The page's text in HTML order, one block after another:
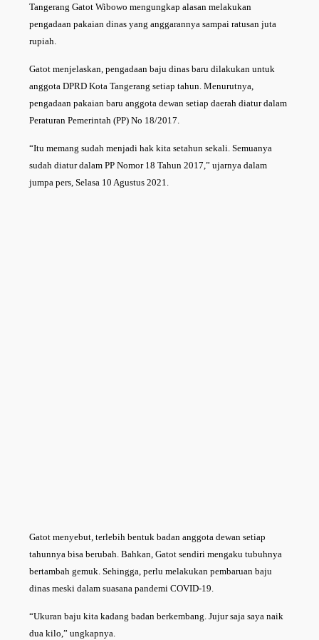
Tangerang Gatot Wibowo mengungkap alasan melakukan
pengadaan pakaian dinas yang anggarannya sampai ratusan juta
rupiah.
Gatot menjelaskan, pengadaan baju dinas baru dilakukan untuk
anggota DPRD Kota Tangerang setiap tahun. Menurutnya,
pengadaan pakaian baru anggota dewan setiap daerah diatur dalam
Peraturan Pemerintah (PP) No 18/2017.
“Itu memang sudah menjadi hak kita setahun sekali. Semuanya
sudah diatur dalam PP Nomor 18 Tahun 2017,” ujarnya dalam
jumpa pers, Selasa 10 Agustus 2021.
Gatot menyebut, terlebih bentuk badan anggota dewan setiap
tahunnya bisa berubah. Bahkan, Gatot sendiri mengaku tubuhnya
bertambah gemuk. Sehingga, perlu melakukan pembaruan baju
dinas meski dalam suasana pandemi COVID-19.
“Ukuran baju kita kadang badan berkembang. Jujur saja saya naik
dua kilo,” ungkapnya.